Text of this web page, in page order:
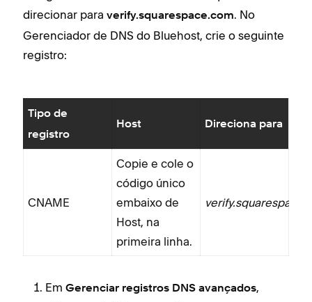
direcionar para verify.squarespace.com. No
Gerenciador de DNS do Bluehost, crie o seguinte
registro:
Tipo de
registro
Host Direciona para
CNAME
Copie e cole o
código único
embaixo de
Host, na
primeira linha.
Em Gerenciar registros DNS avançados,